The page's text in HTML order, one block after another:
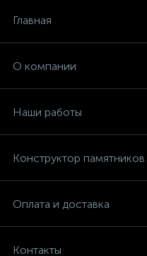
Главная
О компании
Наши работы
Конструктор памятников
Оплата и доставка
Контакты